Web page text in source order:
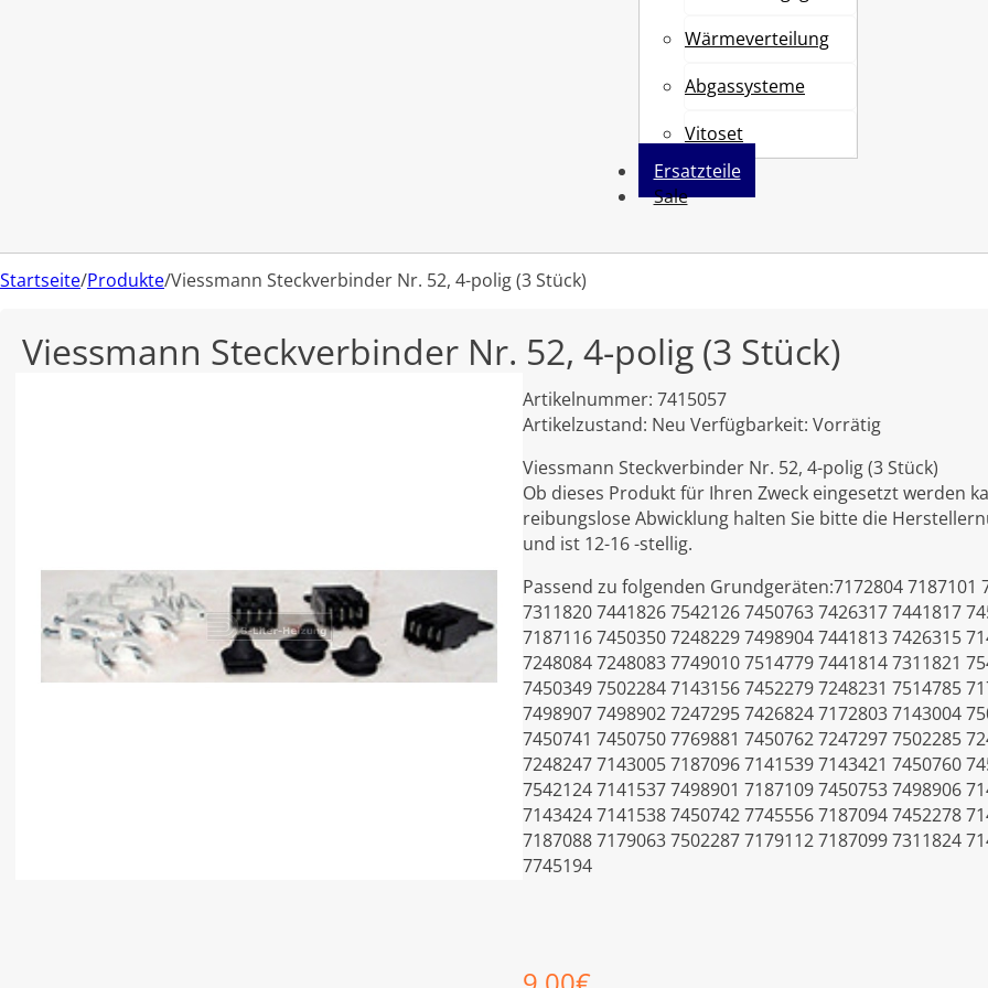
Wärmeverteilung
Abgassysteme
Vitoset
Ersatzteile
Sale
Startseite/Produkte/Viessmann Steckverbinder Nr. 52, 4-polig (3 Stück)
Viessmann Steckverbinder Nr. 52, 4-polig (3 Stück)
Artikelnummer:7415057
Artikelzustand: Neu Verfügbarkeit:Vorrätig
Viessmann Steckverbinder Nr. 52, 4-polig (3 Stück)
Ob dieses Produkt für Ihren Zweck eingesetzt werden
reibungslose Abwicklung halten Sie bitte die
und ist 12-16 -stellig.
Passend zu folgenden Grundgeräten:7172804 7187101
7311820 7441826 7542126 7450763 7426317 7441817
7187116 7450350 7248229 7498904 7441813 7426315
7248084 7248083 7749010 7514779 7441814 7311821
7450349 7502284 7143156 7452279 7248231 7514785
7498907 7498902 7247295 7426824 7172803 7143004
7450741 7450750 7769881 7450762 7247297 7502285
7248247 7143005 7187096 7141539 7143421 7450760
7542124 7141537 7498901 7187109 7450753 7498906
7143424 7141538 7450742 7745556 7187094 7452278
7187088 7179063 7502287 7179112 7187099 7311824
7745194